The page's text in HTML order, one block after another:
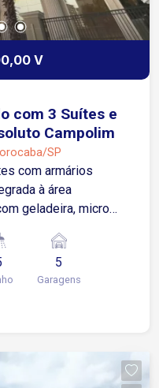
V
com 3 Suítes e
Campolim
SP
com armários
geladeira, micro-
Lavanderia
Persianas
gourmet
acesso à Av.
escolas,
5
Garagens